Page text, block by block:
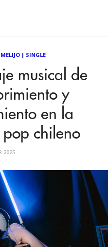
MELIJO| SINGLE
musical de
y
en la
chileno
2025